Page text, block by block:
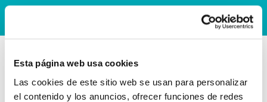
Esta página web usa cookies
Las cookies de este sitio web se usan para personalizar
el contenido y los anuncios, ofrecer funciones de redes